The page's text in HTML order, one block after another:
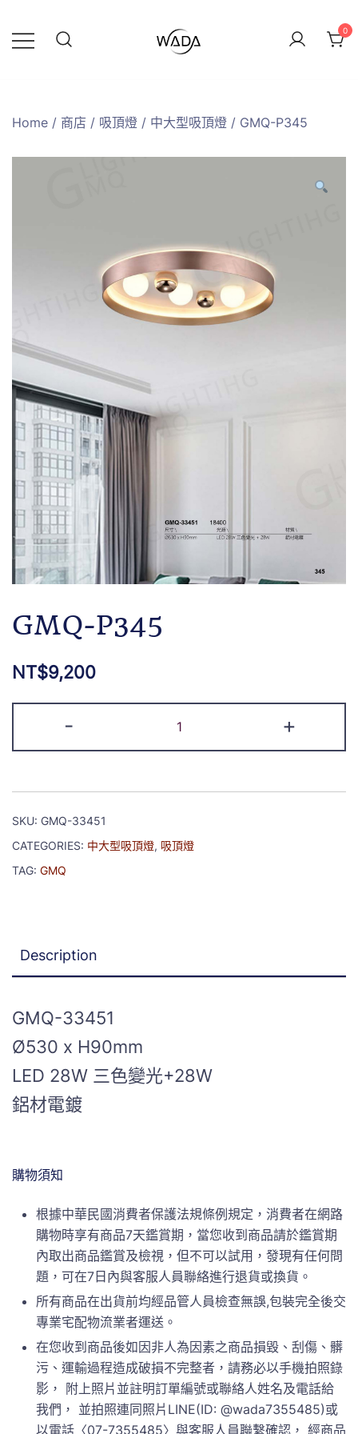
0
Home / 商店 / 吸頂燈 / 中大型吸頂燈 / GMQ-P345
GMQ-P345
NT$9,200
- +
SKU: GMQ-33451
CATEGORIES: 中大型吸頂燈, 吸頂燈
TAG: GMQ
Description
GMQ-33451
Ø530 x H90mm
LED 28W 三色變光+28W
鋁材電鍍
購物須知
根據中華民國消費者保護法規條例規定，消費者在網路
購物時享有商品7天鑑賞期，當您收到商品請於鑑賞期
內取出商品鑑賞及檢視，但不可以試用，發現有任何問
題，可在7日內與客服人員聯絡進行退貨或換貨。
所有商品在出貨前均經品管人員檢查無誤,包裝完全後交
專業宅配物流業者運送。
在您收到商品後如因非人為因素之商品損毀、刮傷、髒
污、運輸過程造成破損不完整者，請務必以手機拍照錄
影， 附上照片並註明訂單編號或聯絡人姓名及電話給
我們， 並拍照連同照片LINE(ID: @wada7355485)或
以電話〈07-7355485〉與客服人員聯繫確認， 經商品